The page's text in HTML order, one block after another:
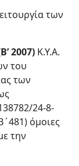
των
2007) Κ.Υ.Α.
του
των
24-8-
όμοιες
την